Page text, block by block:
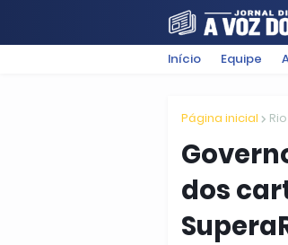
FILMES
Início Equipe
Página inicial
dos